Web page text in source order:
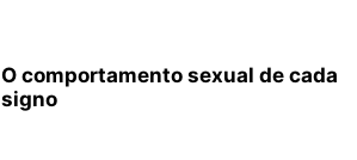
O comportamento sexual de cada
signo